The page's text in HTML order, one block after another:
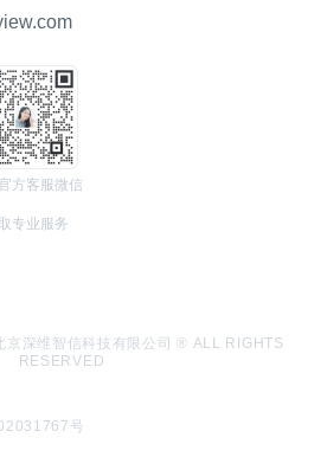
方客服微信
专业服务
深维智信科技有限公司 ® ALL RIGHTS
RESERVED
号